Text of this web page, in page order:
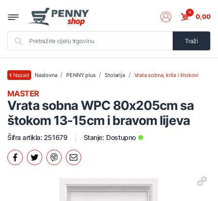
Traži
0 0,00
Nazad Naslovna PENNY plus Stolarija Vrata sobna, krila i štokovi
Vrata sobna WPC 80x205cm sa
štokom 13-15cm i bravom lijeva
MASTER
Šifra artikla: 251679 Stanje: Dostupno